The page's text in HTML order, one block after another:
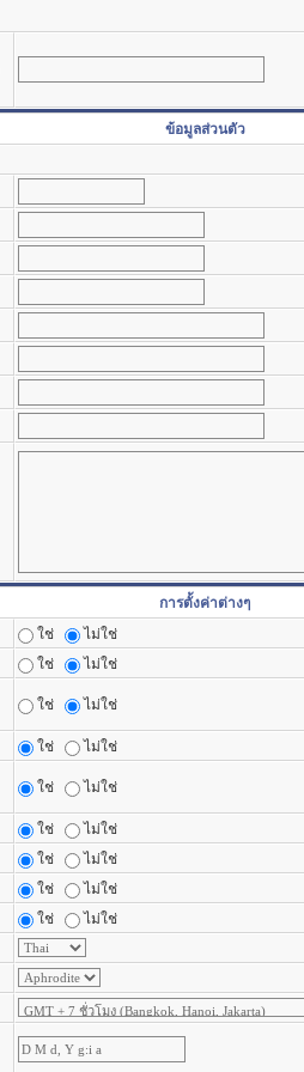
ข้อมูลส่วนตัว
การตั้งค่าต่างๆ
ใช่
ไม่ใช่
ใช่
ไม่ใช่
ใช่ ไม่ใช่
ใช่
ไม่ใช่
ใช่ ไม่ใช่
ใช่
ไม่ใช่
ใช่
ไม่ใช่
ใช่
ไม่ใช่
ใช่
ไม่ใช่